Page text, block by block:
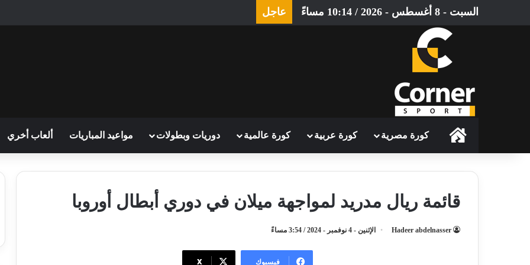
السبت - 8 أغسطس - 2026 / 10:14 مساءً عاجل
الرئيسيةكورة مصرية كورة عربية كورة عالمية دوريات وبطولات مواعيد المباريات ألعاب أخري
قائمة ريال مدريد لمواجهة ميلان في دوري أبطال أوروبا
Hadeer abdelnasser الإثنين - 4 نوفمبر - 2024 / 3:54 مساءً
فيسبوك ‫X